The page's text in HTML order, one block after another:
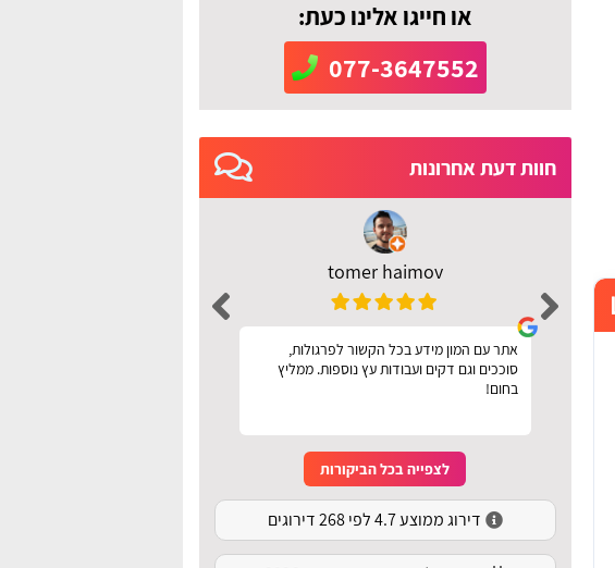
או חייגו אלינו כעת:
077-3647552
חוות דעת אחרונות
tomer haimov
אתר עם המון מידע בכל הקשור לפרגולות,
סוככים וגם דקים ועבודות עץ נוספות. ממליץ
בחום!
לצפייה בכל הביקורות
דירוג ממוצע 4.7 לפי 268 דירוגים